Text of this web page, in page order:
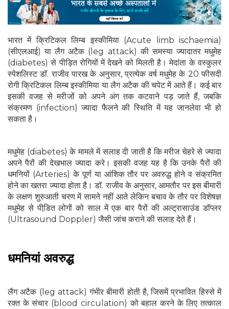
भारत में क्रिटिकल लिम्ब इस्कीमिया (Acute limb ischaemia)
(सीएलआई) या लैग अटैक (leg attack) की समस्या ज्यादातर मधुमेह
(diabetes) से पीड़ित रोगियों में देखने को मिलती है। मेदांता के वस्कुलर
स्पेशलिस्ट डॉ. राजीव पारख के अनुसार, प्रत्येक वर्ष मधुमेह के 20 फीसदी
रोगी क्रिटिकल लिम्ब इस्कीमिया या लैग अटैक की चपेट में आते हैं। कई बार
इसकी वजह से मरीजों को अपने अंग तक कटवाने पड़ जाते हैं, जबकि
संक्रमण (infection) ज्यादा फैलने की स्थिति में यह जानलेवा भी हो
सकता है।
मधुमेह (diabetes) के मामले में सलाह दी जाती है कि मरीज चेहरे से ज्यादा
अपने पैरों की देखभाल ज्यादा करे। इसकी वजह यह है कि उनके पैरों की
धमनियों (Arteries) के पूर्ण या आंशिक तौर पर अवरुद्ध होने व संक्रमित
होने का खतरा ज्यादा होता है। डॉ. राजीव के अनुसार, आमतौर पर इस बीमारी
के लक्षण शुरुआती चरण में सामने नहीं आते लेकिन बचाव के तौर पर विशेषज्ञ
मधुमेह से पीडि़त लोगों को साल में एक बार पैरों की अल्ट्रासाउंड डॉप्लर
(Ultrasound Doppler) जैसी जांच कराने की सलाह देते हैं।
धमनियां अवरुद्ध
लैग अटैक (leg attack) गंभीर बीमारी होती है, जिसमें प्रभावित हिस्से में
रक्त के संचार (blood circulation) को बहाल करने के लिए तत्काल